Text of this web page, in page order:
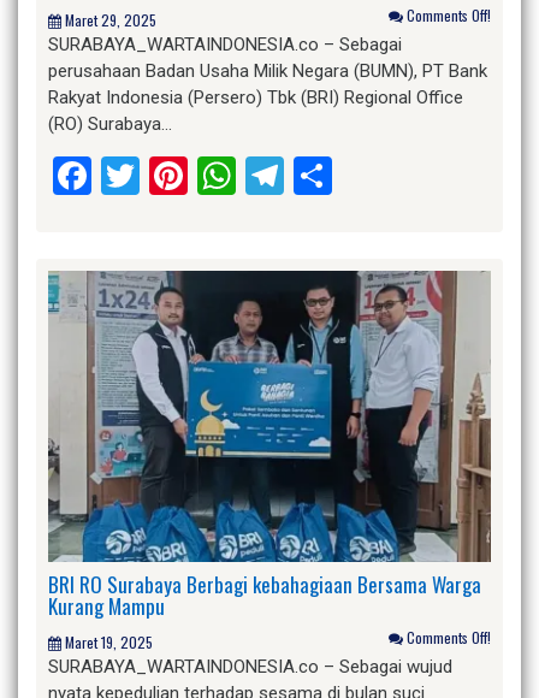
Maret 29, 2025 Comments Off!
SURABAYA_WARTAINDONESIA.co – Sebagai
perusahaan Badan Usaha Milik Negara (BUMN), PT Bank
Rakyat Indonesia (Persero) Tbk (BRI) Regional Office
(RO) Surabaya…
Facebook
Twitter
Pinterest
WhatsApp
Telegram
BRI RO Surabaya Berbagi kebahagiaan Bersama Warga
Kurang Mampu
Maret 19, 2025 Comments Off!
SURABAYA_WARTAINDONESIA.co – Sebagai wujud